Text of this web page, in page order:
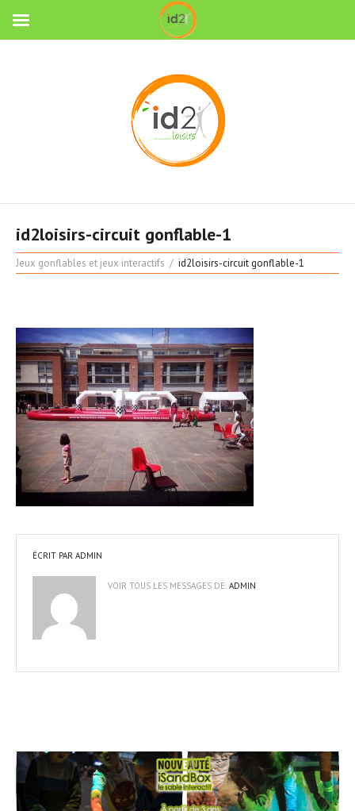
id2loisirs-circuit gonflable-1
Jeux gonflables et jeux interactifs id2loisirs-circuit gonflable-1
ÉCRIT PAR ADMIN
VOIR TOUS LES MESSAGES DE: ADMIN